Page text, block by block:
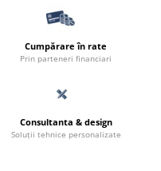
Cumpărare în rate
Prin parteneri financiari
Consultanta & design
Soluții tehnice personalizate